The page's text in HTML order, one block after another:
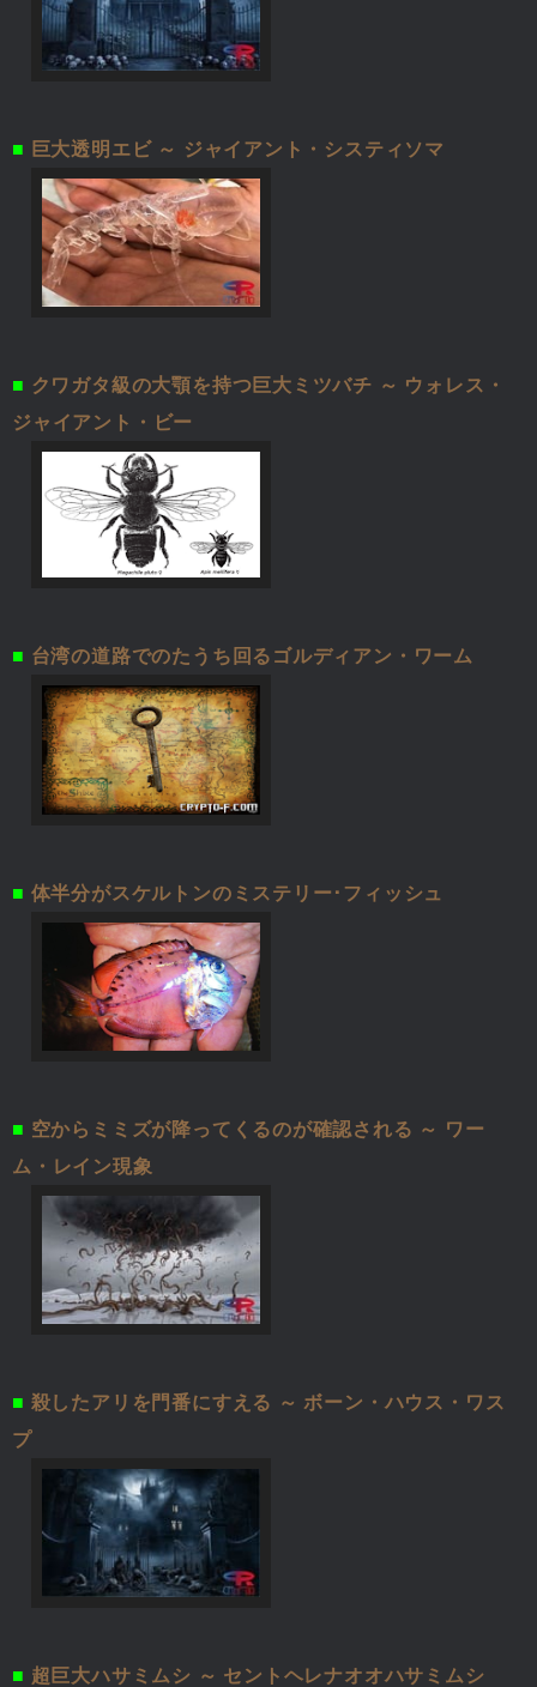
■ 巨大透明エビ ～ ジャイアント・システィソマ
■ クワガタ級の大顎を持つ巨大ミツバチ ～ ウォレス・
ジャイアント・ビー
■ 台湾の道路でのたうち回るゴルディアン・ワーム
■ 体半分がスケルトンのミステリー･フィッシュ
■ 空からミミズが降ってくるのが確認される ～ ワー
ム・レイン現象
■ 殺したアリを門番にすえる ～ ボーン・ハウス・ワス
プ
■ 超巨大ハサミムシ ～ セントヘレナオオハサミムシ